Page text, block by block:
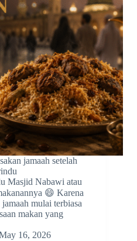
jamaah setelah
Masjid Nabawi atau
😄 Karena
mulai terbiasa
makan yang
16, 2026